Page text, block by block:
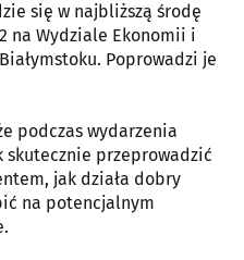
się w najbliższą środę
na Wydziale Ekonomii i
Poprowadzi je
podczas wydarzenia
skutecznie przeprowadzić
jak działa dobry
na potencjalnym